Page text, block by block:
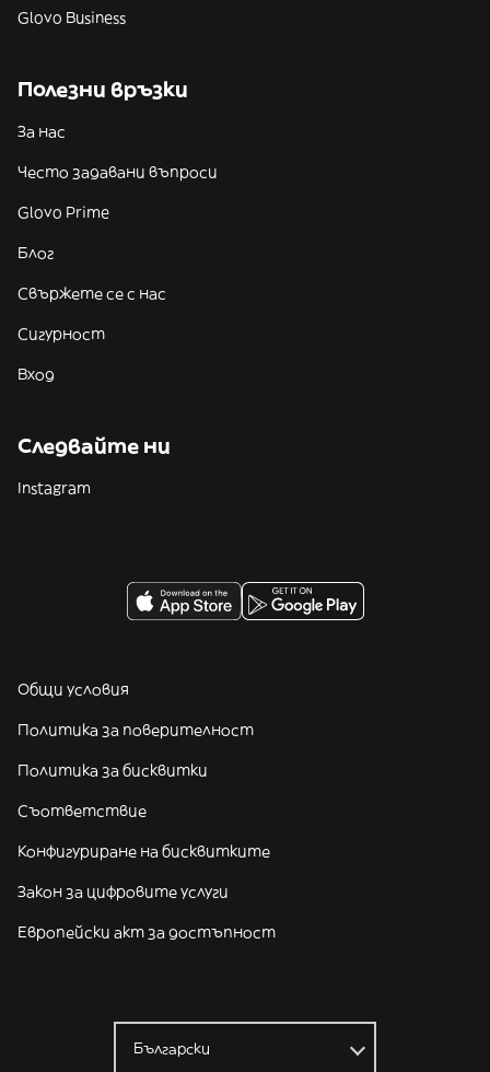
Glovo Business
Полезни връзки
За нас
Често задавани въпроси
Glovo Prime
Блог
Свържете се с нас
Сигурност
Вход
Следвайте ни
Instagram
Общи условия
Политика за поверителност
Политика за бисквитки
Съответствие
Конфигуриране на бисквитките
Закон за цифровите услуги
Европейски акт за достъпност